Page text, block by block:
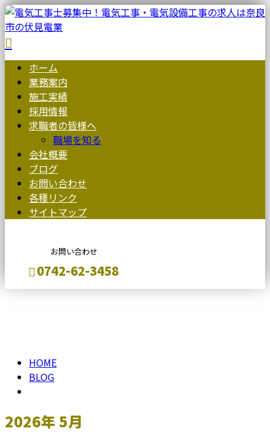
ホーム
業務案内
施工実績
採用情報
求職者の皆様へ
職場を知る
会社概要
ブログ
お問い合わせ
各種リンク
サイトマップ
お問い合わせ
0742-62-3458
HOME
BLOG
2026年 5月